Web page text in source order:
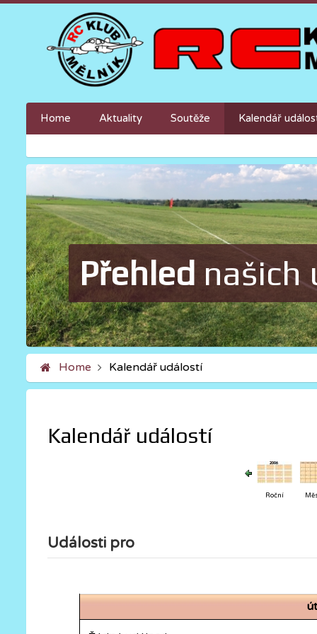
Home Aktuality Soutěže Kalendář
Přehled našich
Home Kalendář událostí
Kalendář událostí
Roční
Události pro